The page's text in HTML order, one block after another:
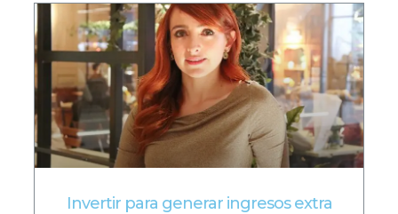
Invertir para generar ingresos extra